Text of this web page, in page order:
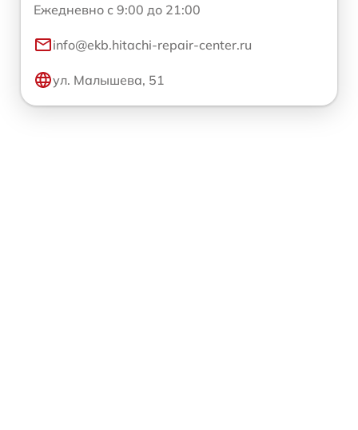
Ежедневно с 9:00 до 21:00
info@ekb.hitachi-repair-center.ru
ул. Малышева, 51